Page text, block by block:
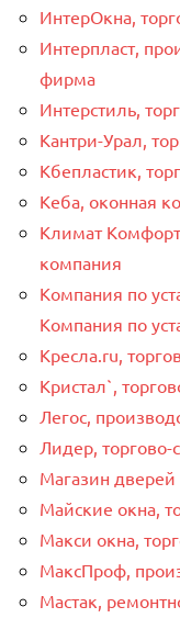
ИнтерОкна,
Интерпласт,
фирма
Интерстиль,
Кантри-Урал,
Кбепластик,
Кеба, оконная
Климат
компания
Компания по
Компания по
Кресла.ru,
Кристал`,
Легос,
Лидер, торгово-
Магазин
Майские окна,
Макси окна,
МаксПроф,
Мастак,